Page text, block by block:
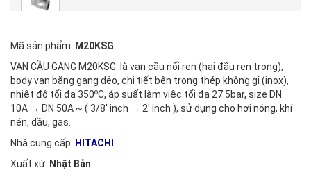
Mã sản phẩm: M20KSG
VAN CẦU GANG M20KSG: là van cầu nối ren (hai đầu ren trong),
body van bằng gang dẻo, chi tiết bên trong thép không gỉ (inox),
nhiệt độ tối đa 350oC, áp suất làm việc tối đa 27.5bar, size DN
10A → DN 50A ~ ( 3/8' inch → 2' inch ), sử dụng cho hơi nóng, khí
nén, dầu, gas.
Nhà cung cấp: HITACHI
Xuất xứ: Nhật Bản